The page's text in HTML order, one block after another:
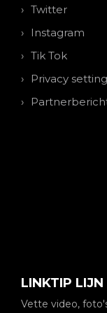
Twitter
Instagram
Tik Tok
Privacy
LINKTIP LIJN
Vette video,